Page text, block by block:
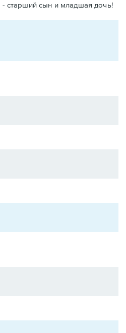
- старший сын и младшая дочь!